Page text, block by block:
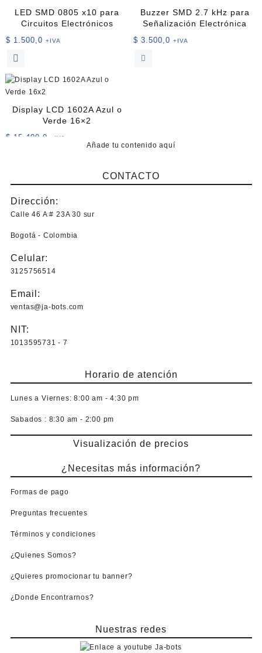
LED SMD 0805 x10 para
Circuitos Electrónicos
$ 1.500,0 +IVA
Este
tiene
múltiples
página
de
Buzzer SMD 2.7 kHz para
Señalización Electrónica
$ 3.500,0 +IVA
Display LCD 1602A Azul o
Verde 16×2
$ 15.400,0 +IVA
variantes.
Las
se
elegir
en
producto
Añade tu contenido aquí
CONTACTO
Dirección:
Calle 46 A # 23A 30 sur
Bogotá - Colombia
Celular:
3125756514
Email:
ventas@ja-bots.com
NIT:
1013595731 - 7
Horario de atención
Lunes a Viernes: 8:00 am - 4:30 pm
Sabados : 8:30 am - 2:00 pm
Visualización de precios
¿Necesitas más información?
Formas de pago
Preguntas frecuentes
Términos y condiciones
¿Quienes Somos?
¿Quieres promocionar tu banner?
¿Donde Encontrarnos?
Nuestras redes